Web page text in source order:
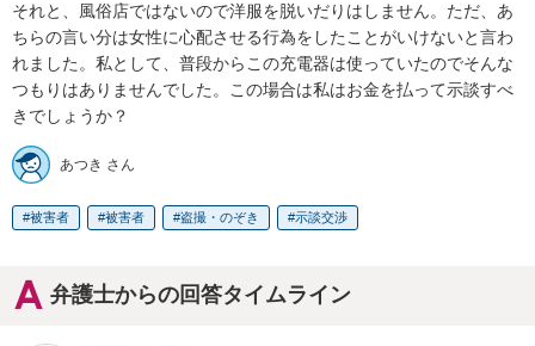
それと、風俗店ではないので洋服を脱いだりはしません。ただ、あ
ちらの言い分は女性に心配させる行為をしたことがいけないと言わ
れました。私として、普段からこの充電器は使っていたのでそんな
つもりはありませんでした。この場合は私はお金を払って示談すべ
きでしょうか？
あつき さん
被害者 被害者 盗撮・のぞき 示談交渉
弁護士からの回答タイムライン